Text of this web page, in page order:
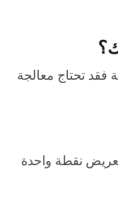
فقد تحتاج معالجة
نقطة واحدة